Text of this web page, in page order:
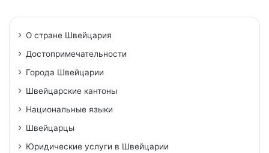
О стране Швейцария
Достопримечательности
Города Швейцарии
Швейцарские кантоны
Национальные языки
Швейцарцы
Юридические услуги в Швейцарии